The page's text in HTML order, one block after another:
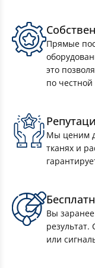
Шоперы
Рюкзаки для
Чехлы на
Чехлы для
Чехлы для
Прямые
это
по
Мы ценим
тканях и
Вы заранее
или